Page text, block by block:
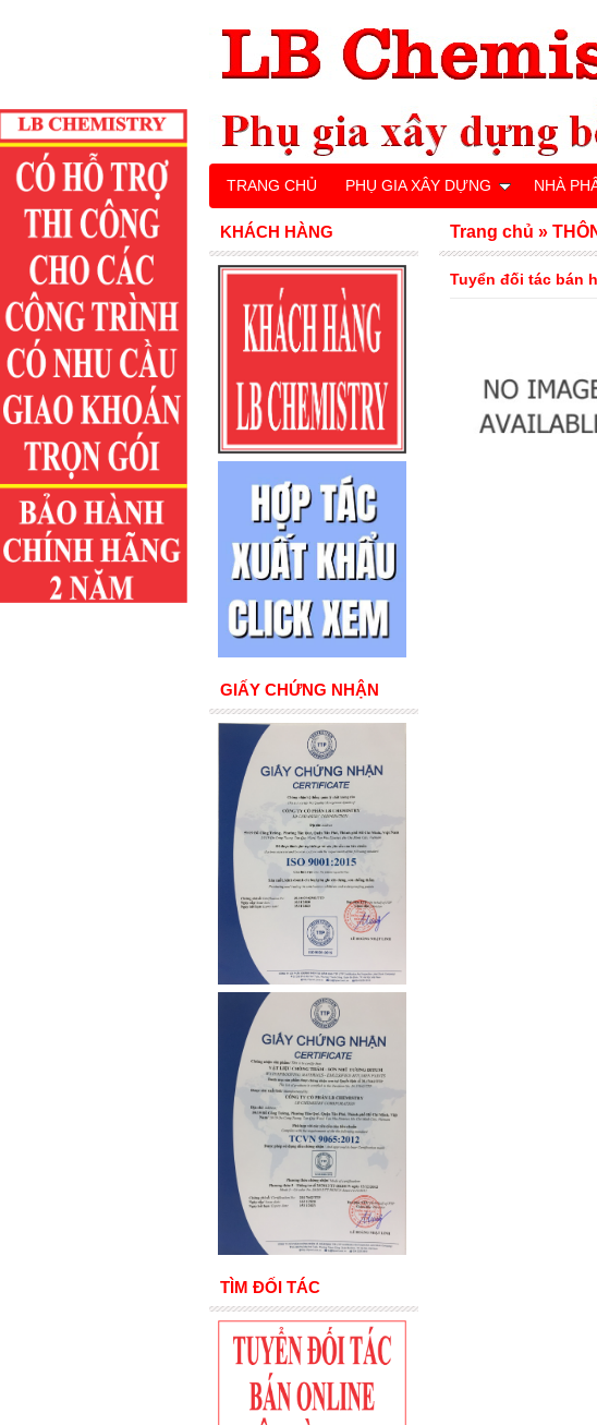
Tuyển đối tác bán
Trang chủ »
KHÁCH HÀNG
GIẤY CHỨNG NHẬN
TÌM ĐỐI TÁC
TRANG CHỦ PHỤ GIA XÂY DỰNG NHÀ